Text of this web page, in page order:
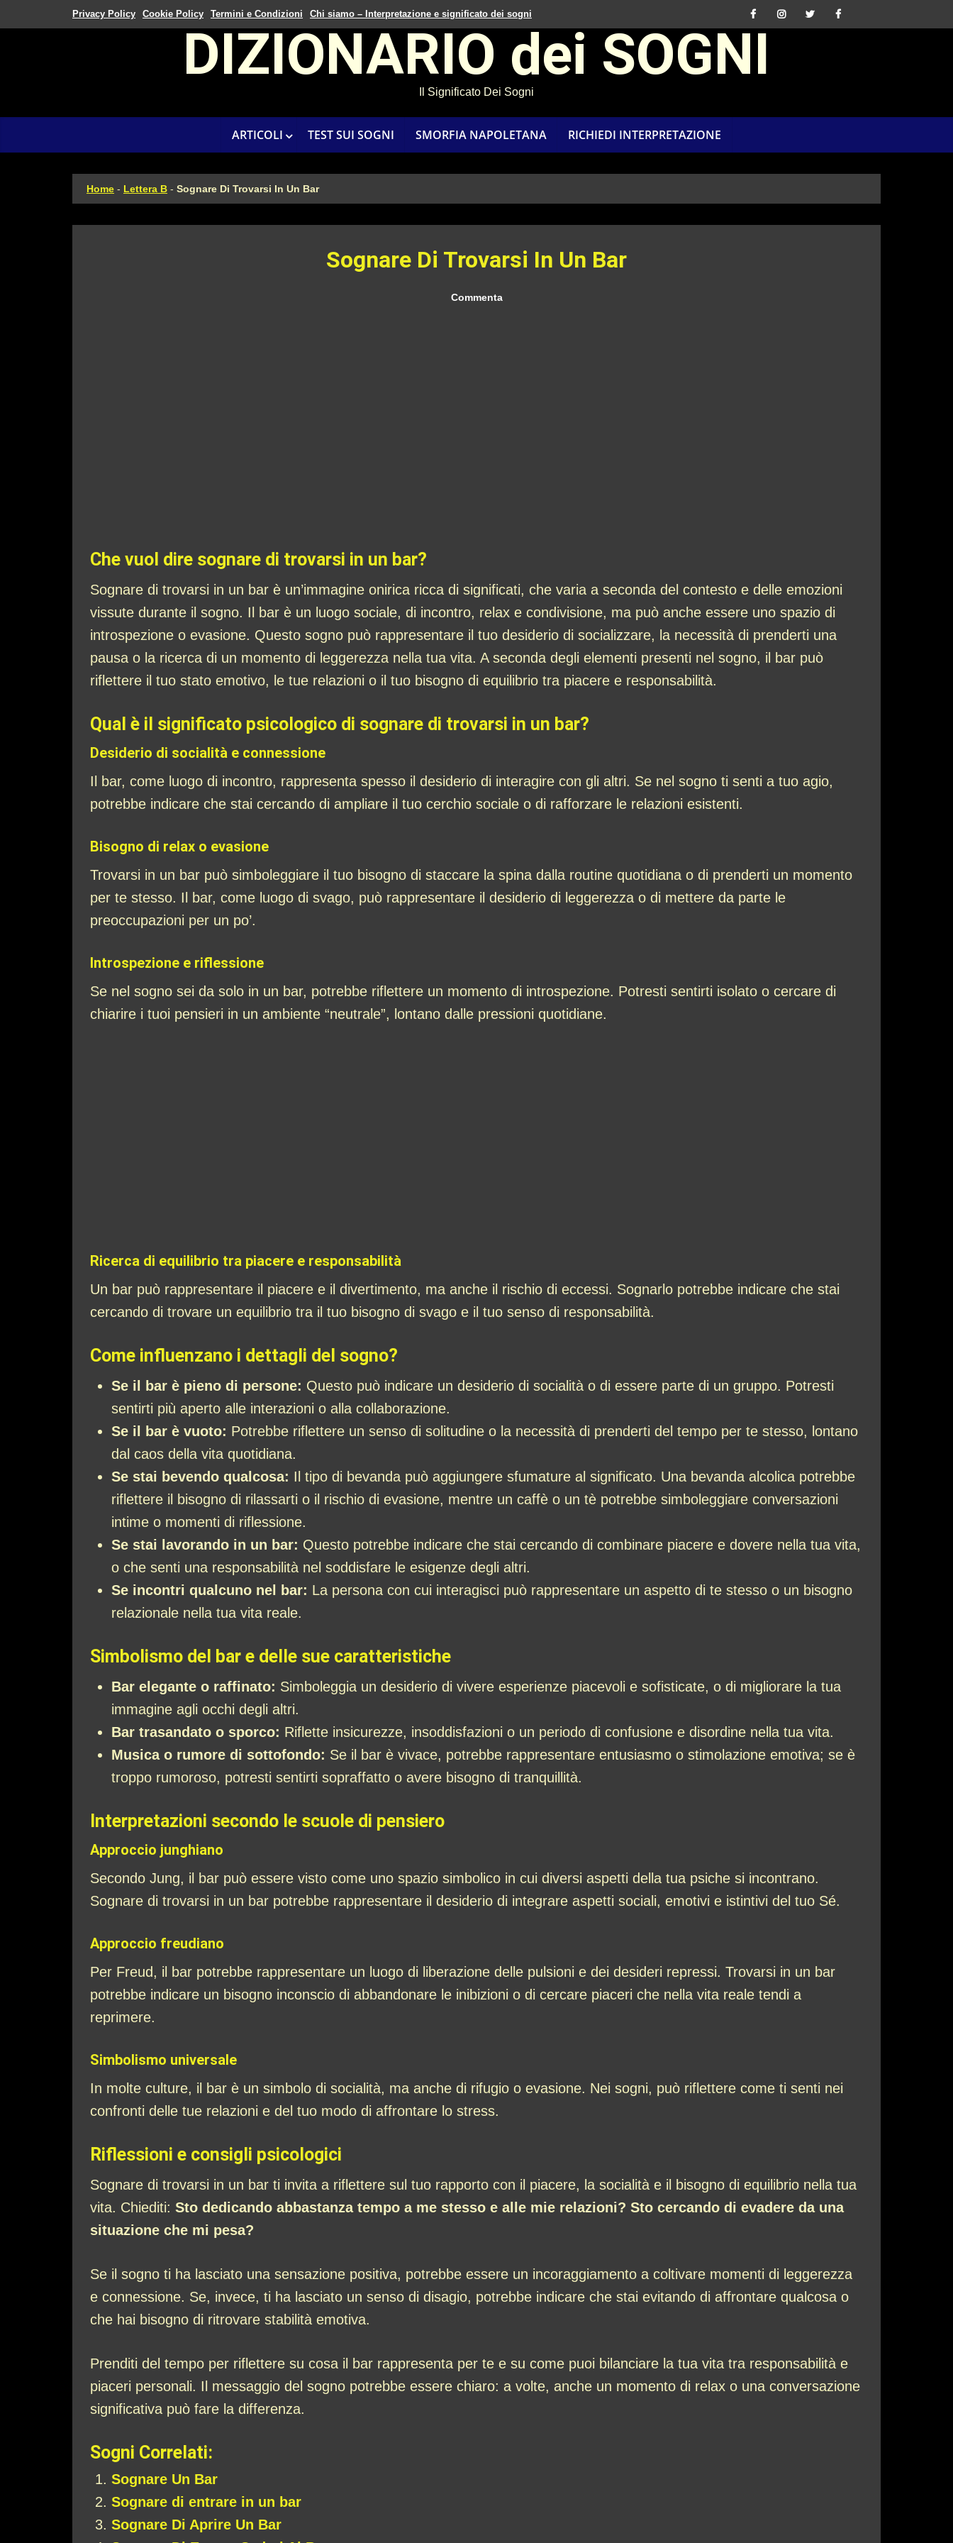
Privacy Policy Cookie Policy Termini e Condizioni Chi siamo – Interpretazione e significato dei sogni
DIZIONARIO dei SOGNI
Il Significato Dei Sogni
ARTICOLI TEST SUI SOGNI SMORFIA NAPOLETANA RICHIEDI INTERPRETAZIONE
Home - Lettera B - Sognare Di Trovarsi In Un Bar
Sognare Di Trovarsi In Un Bar
Commenta
Che vuol dire sognare di trovarsi in un bar?
Sognare di trovarsi in un bar è un’immagine onirica ricca di significati, che varia a seconda del contesto e delle emozioni
vissute durante il sogno. Il bar è un luogo sociale, di incontro, relax e condivisione, ma può anche essere uno spazio di
introspezione o evasione. Questo sogno può rappresentare il tuo desiderio di socializzare, la necessità di prenderti una
pausa o la ricerca di un momento di leggerezza nella tua vita. A seconda degli elementi presenti nel sogno, il bar può
riflettere il tuo stato emotivo, le tue relazioni o il tuo bisogno di equilibrio tra piacere e responsabilità.
Qual è il significato psicologico di sognare di trovarsi in un bar?
Desiderio di socialità e connessione
Il bar, come luogo di incontro, rappresenta spesso il desiderio di interagire con gli altri. Se nel sogno ti senti a tuo agio,
potrebbe indicare che stai cercando di ampliare il tuo cerchio sociale o di rafforzare le relazioni esistenti.
Bisogno di relax o evasione
Trovarsi in un bar può simboleggiare il tuo bisogno di staccare la spina dalla routine quotidiana o di prenderti un momento
per te stesso. Il bar, come luogo di svago, può rappresentare il desiderio di leggerezza o di mettere da parte le
preoccupazioni per un po’.
Introspezione e riflessione
Se nel sogno sei da solo in un bar, potrebbe riflettere un momento di introspezione. Potresti sentirti isolato o cercare di
chiarire i tuoi pensieri in un ambiente “neutrale”, lontano dalle pressioni quotidiane.
Ricerca di equilibrio tra piacere e responsabilità
Un bar può rappresentare il piacere e il divertimento, ma anche il rischio di eccessi. Sognarlo potrebbe indicare che stai
cercando di trovare un equilibrio tra il tuo bisogno di svago e il tuo senso di responsabilità.
Come influenzano i dettagli del sogno?
Se il bar è pieno di persone: Questo può indicare un desiderio di socialità o di essere parte di un gruppo. Potresti
sentirti più aperto alle interazioni o alla collaborazione.
Se il bar è vuoto: Potrebbe riflettere un senso di solitudine o la necessità di prenderti del tempo per te stesso, lontano
dal caos della vita quotidiana.
Se stai bevendo qualcosa: Il tipo di bevanda può aggiungere sfumature al significato. Una bevanda alcolica potrebbe
riflettere il bisogno di rilassarti o il rischio di evasione, mentre un caffè o un tè potrebbe simboleggiare conversazioni
intime o momenti di riflessione.
Se stai lavorando in un bar: Questo potrebbe indicare che stai cercando di combinare piacere e dovere nella tua vita,
o che senti una responsabilità nel soddisfare le esigenze degli altri.
Se incontri qualcuno nel bar: La persona con cui interagisci può rappresentare un aspetto di te stesso o un bisogno
relazionale nella tua vita reale.
Simbolismo del bar e delle sue caratteristiche
Bar elegante o raffinato: Simboleggia un desiderio di vivere esperienze piacevoli e sofisticate, o di migliorare la tua
immagine agli occhi degli altri.
Bar trasandato o sporco: Riflette insicurezze, insoddisfazioni o un periodo di confusione e disordine nella tua vita.
Musica o rumore di sottofondo: Se il bar è vivace, potrebbe rappresentare entusiasmo o stimolazione emotiva; se è
troppo rumoroso, potresti sentirti sopraffatto o avere bisogno di tranquillità.
Interpretazioni secondo le scuole di pensiero
Approccio junghiano
Secondo Jung, il bar può essere visto come uno spazio simbolico in cui diversi aspetti della tua psiche si incontrano.
Sognare di trovarsi in un bar potrebbe rappresentare il desiderio di integrare aspetti sociali, emotivi e istintivi del tuo Sé.
Approccio freudiano
Per Freud, il bar potrebbe rappresentare un luogo di liberazione delle pulsioni e dei desideri repressi. Trovarsi in un bar
potrebbe indicare un bisogno inconscio di abbandonare le inibizioni o di cercare piaceri che nella vita reale tendi a
reprimere.
Simbolismo universale
In molte culture, il bar è un simbolo di socialità, ma anche di rifugio o evasione. Nei sogni, può riflettere come ti senti nei
confronti delle tue relazioni e del tuo modo di affrontare lo stress.
Riflessioni e consigli psicologici
Sognare di trovarsi in un bar ti invita a riflettere sul tuo rapporto con il piacere, la socialità e il bisogno di equilibrio nella tua
vita. Chiediti: Sto dedicando abbastanza tempo a me stesso e alle mie relazioni? Sto cercando di evadere da una
situazione che mi pesa?
Se il sogno ti ha lasciato una sensazione positiva, potrebbe essere un incoraggiamento a coltivare momenti di leggerezza
e connessione. Se, invece, ti ha lasciato un senso di disagio, potrebbe indicare che stai evitando di affrontare qualcosa o
che hai bisogno di ritrovare stabilità emotiva.
Prenditi del tempo per riflettere su cosa il bar rappresenta per te e su come puoi bilanciare la tua vita tra responsabilità e
piaceri personali. Il messaggio del sogno potrebbe essere chiaro: a volte, anche un momento di relax o una conversazione
significativa può fare la differenza.
Sogni Correlati:
Sognare Un Bar
Sognare di entrare in un bar
Sognare Di Aprire Un Bar